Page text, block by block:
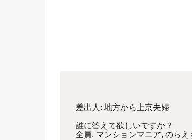
差出人: 地方から上京夫婦
誰に答えて欲しいですか？
全員, マンションマニア, のら